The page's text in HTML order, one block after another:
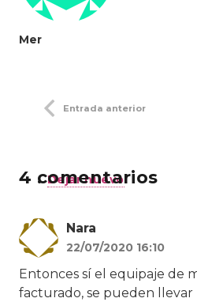
Mer
Entrada anterior
4 comentarios
. Dejar nuevo
Nara
22/07/2020 16:10
Entonces sí el equipaje de
facturado, se pueden llevar